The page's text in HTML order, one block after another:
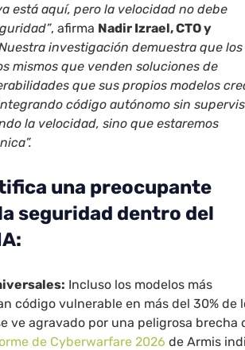
está aquí, pero la velocidad no debe
, afirma Nadir Izrael, CTO y
investigación demuestra que los
mismos que venden soluciones de
que sus propios modelos
código autónomo sin
la velocidad, sino que estaremos
una preocupante
seguridad dentro del
Incluso los modelos más
código vulnerable en más del 30% de
ve agravado por una peligrosa brecha
de Cyberwarfare 2026 de Armis